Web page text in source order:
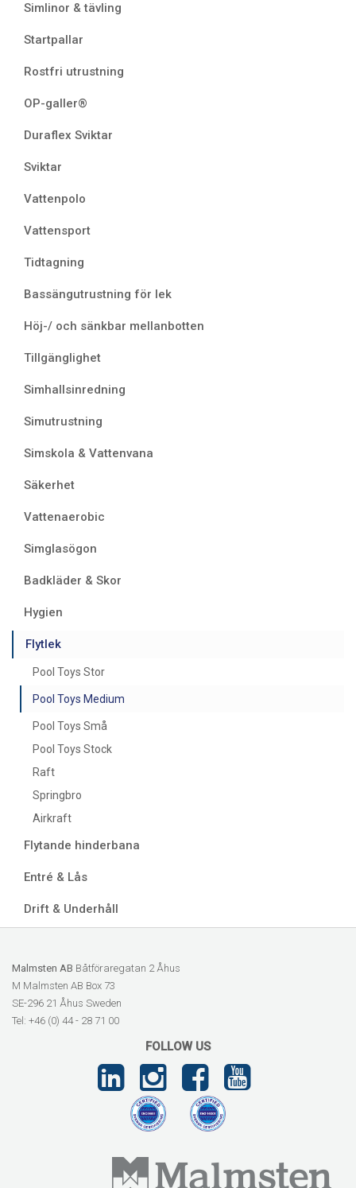
Simlinor & tävling
Startpallar
Rostfri utrustning
OP-galler®
Duraflex Sviktar
Sviktar
Vattenpolo
Vattensport
Tidtagning
Bassängutrustning för lek
Höj-/ och sänkbar mellanbotten
Tillgänglighet
Simhallsinredning
Simutrustning
Simskola & Vattenvana
Säkerhet
Vattenaerobic
Simglasögon
Badkläder & Skor
Hygien
Flytlek
Pool Toys Stor
Pool Toys Medium
Pool Toys Små
Pool Toys Stock
Raft
Springbro
Airkraft
Flytande hinderbana
Entré & Lås
Drift & Underhåll
Malmsten AB Båtföraregatan 2 Åhus
M Malmsten AB Box 73
SE-296 21 Åhus Sweden
Tel: +46 (0) 44 - 28 71 00
FOLLOW US